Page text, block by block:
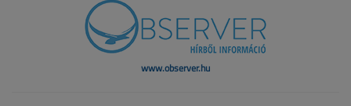
www.observer.hu